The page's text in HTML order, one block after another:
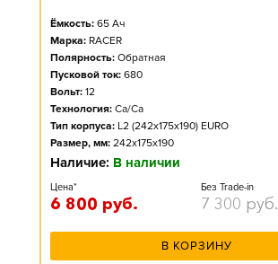
Ёмкость: 65 Ач
Марка: RACER
Полярность: Обратная
Пусковой ток: 680
Вольт: 12
Технология: Ca/Ca
Тип корпуса: L2 (242x175x190) EURO
Размер, мм: 242x175x190
Наличие: В наличии
Цена*
6 800 руб.
Без Trade-in
7 300 руб.
В КОРЗИНУ